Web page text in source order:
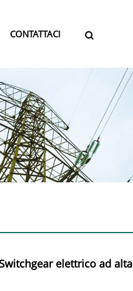
CONTATTACI
elettrico ad alta